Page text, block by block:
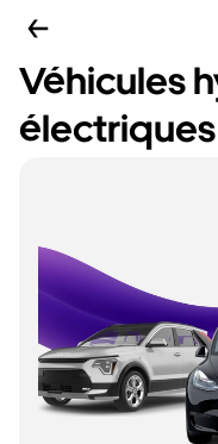
Véhicules
électriques